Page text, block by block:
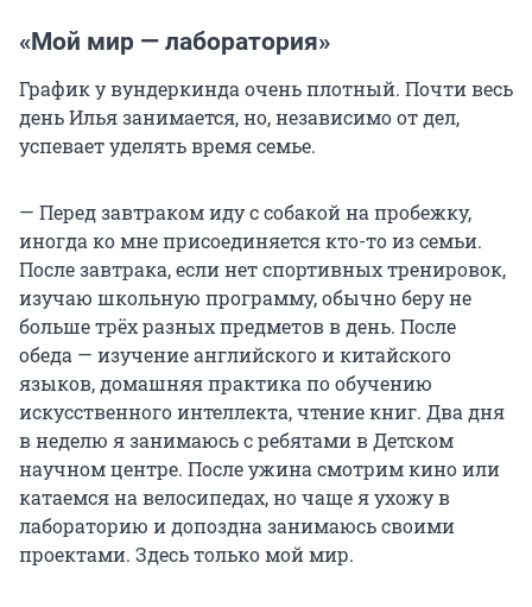
«Мой мир — лаборатория»
График у вундеркинда очень плотный. Почти весь
день Илья занимается, но, независимо от дел,
успевает уделять время семье.
— Перед завтраком иду с собакой на пробежку,
иногда ко мне присоединяется кто-то из семьи.
После завтрака, если нет спортивных тренировок,
изучаю школьную программу, обычно беру не
больше трёх разных предметов в день. После
обеда — изучение английского и китайского
языков, домашняя практика по обучению
искусственного интеллекта, чтение книг. Два дня
в неделю я занимаюсь с ребятами в Детском
научном центре. После ужина смотрим кино или
катаемся на велосипедах, но чаще я ухожу в
лабораторию и допоздна занимаюсь своими
проектами. Здесь только мой мир.